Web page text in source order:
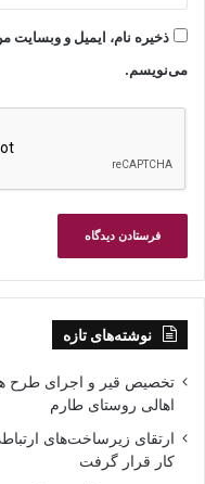
ذخیره نام، ایمیل و وبسایت
می‌نویسم.
نوشته‌های تازه
تخصیص قیر و اجرای طرح
اهالی روستای طارم
ارتقای زیرساخت‌های
کار قرار گرفت